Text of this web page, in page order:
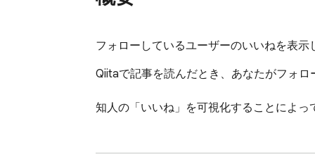
フォローしているユーザーのいいねを表示
Qiitaで記事を読んだとき、あなたがフォ
知人の「いいね」を可視化することによ